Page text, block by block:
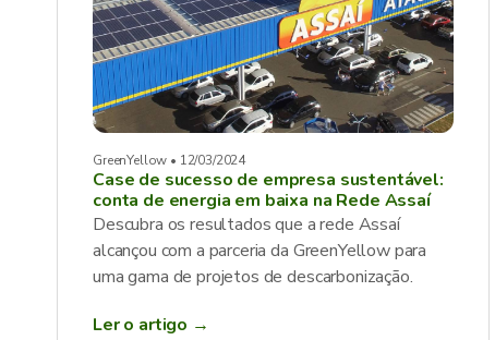
GreenYellow • 12/03/2024
Case de sucesso de empresa sustentável:
conta de energia em baixa na Rede Assaí
Descubra os resultados que a rede Assaí
alcançou com a parceria da GreenYellow para
uma gama de projetos de descarbonização.
Ler o artigo →